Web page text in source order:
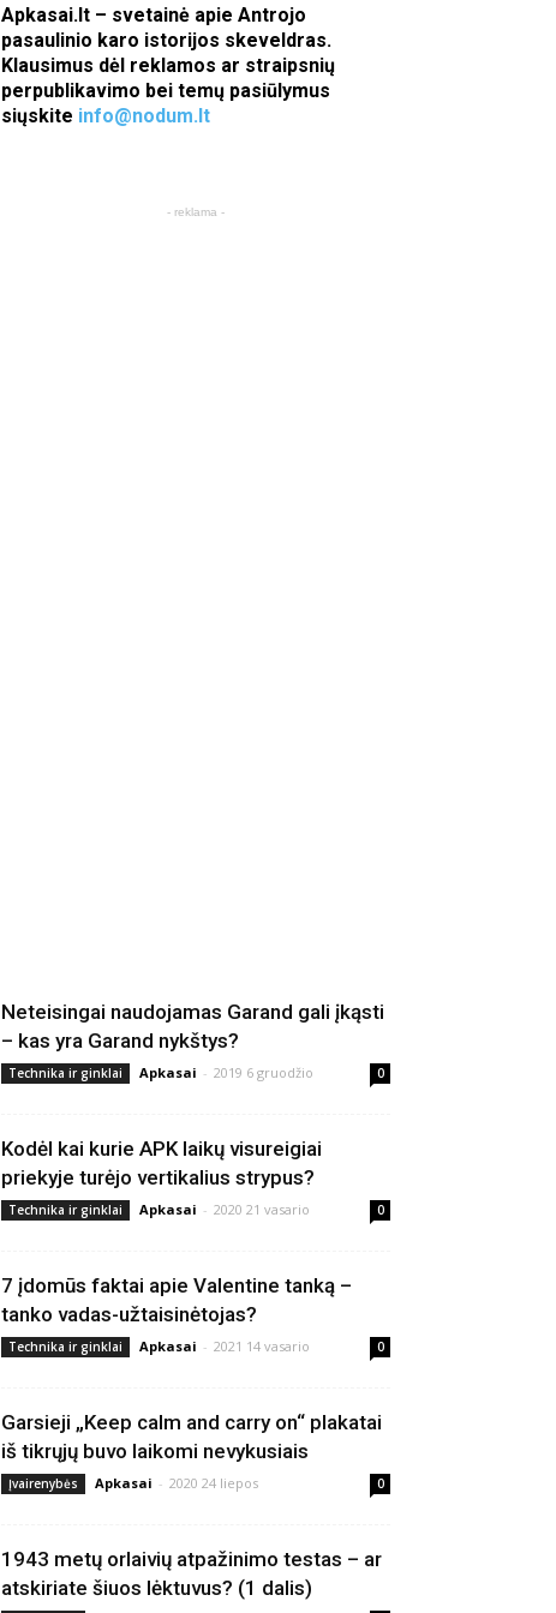
Apkasai.lt – svetainė apie Antrojo
pasaulinio karo istorijos skeveldras.
Klausimus dėl reklamos ar straipsnių
perpublikavimo bei temų pasiūlymus
siųskite info@nodum.lt
- reklama -
Neteisingai naudojamas Garand gali įkąsti
– kas yra Garand nykštys?
Technika ir ginklai Apkasai - 2019 6 gruodžio 0
Kodėl kai kurie APK laikų visureigiai
priekyje turėjo vertikalius strypus?
Technika ir ginklai Apkasai - 2020 21 vasario 0
7 įdomūs faktai apie Valentine tanką –
tanko vadas-užtaisinėtojas?
Technika ir ginklai Apkasai - 2021 14 vasario 0
Garsieji „Keep calm and carry on“ plakatai
iš tikrųjų buvo laikomi nevykusiais
Įvairenybės Apkasai - 2020 24 liepos 0
1943 metų orlaivių atpažinimo testas – ar
atskiriate šiuos lėktuvus? (1 dalis)